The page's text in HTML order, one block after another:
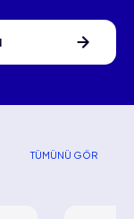
TÜMÜNÜ GÖR